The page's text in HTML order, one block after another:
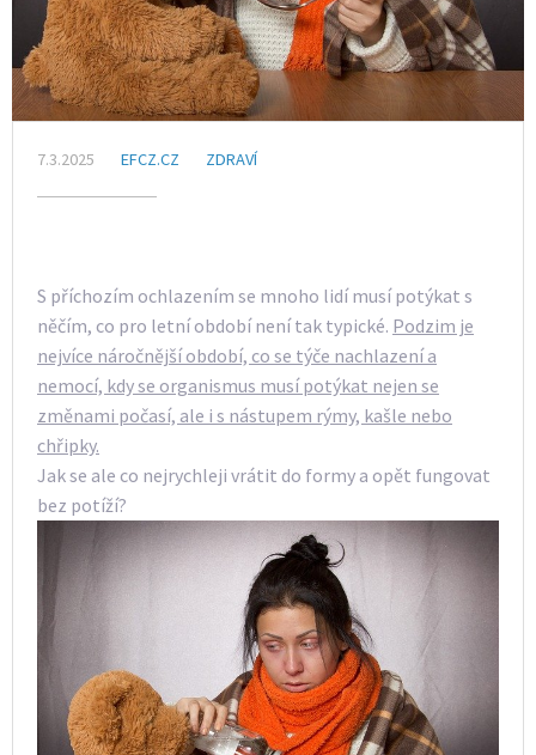
7.3.2025 EFCZ.CZ ZDRAVÍ
S příchozím ochlazením se mnoho lidí musí potýkat s
něčím, co pro letní období není tak typické. Podzim je
nejvíce náročnější období, co se týče nachlazení a
nemocí, kdy se organismus musí potýkat nejen se
změnami počasí, ale i s nástupem rýmy, kašle nebo
chřipky.
Jak se ale co nejrychleji vrátit do formy a opět fungovat
bez potíží?